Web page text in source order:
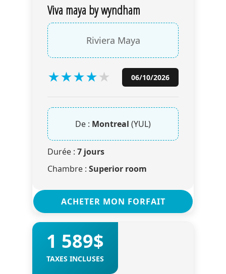
Viva maya by wyndham
Riviera Maya
★★★★★ 06/10/2026
De : Montreal (YUL)
Durée : 7 jours
Chambre : Superior room
ACHETER MON FORFAIT
1 589$
TAXES INCLUSES